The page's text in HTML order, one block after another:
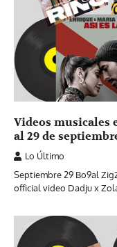
Videos musicales
al 29 de
Lo Último
Septiembre 29 Bo9al
official video Dadju x